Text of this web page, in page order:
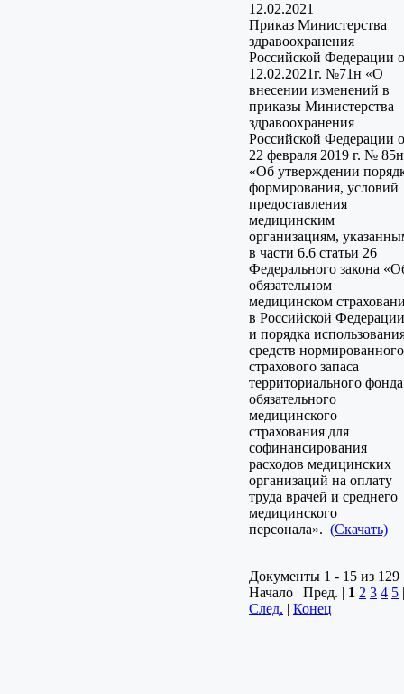
12.02.2021
Приказ Министерства
здравоохранения
Российской Федерации
12.02.2021г. №71н «О
внесении изменений в
приказы Министерства
здравоохранения
Российской Федерации
22 февраля 2019 г. № 85н
«Об утверждении
формирования, условий
предоставления
медицинским
организациям,
в части 6.6 статьи 26
Федерального закона
обязательном
медицинском
в Российской
и порядка
средств нормированного
страхового запаса
территориального фонда
обязательного
медицинского
страхования для
софинансирования
расходов медицинских
организаций на оплату
труда врачей и среднего
медицинского
персонала». (Скачать)
Документы 1 - 15 из 129
Начало | Пред. | 1 2 3 4 5 |
След. | Конец